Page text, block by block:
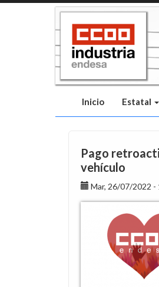
Inicio Estatal
Pago
vehículo
Mar, 26/07/2022 -